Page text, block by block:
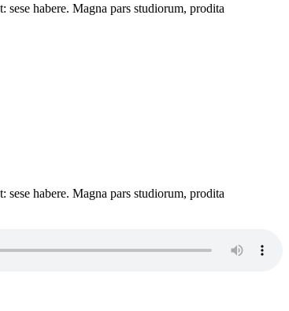
habere. Magna pars studiorum, prodita
habere. Magna pars studiorum, prodita